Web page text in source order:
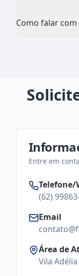
Como falar
Entre em
Telefone/
(62)
Email
Área de
Vila